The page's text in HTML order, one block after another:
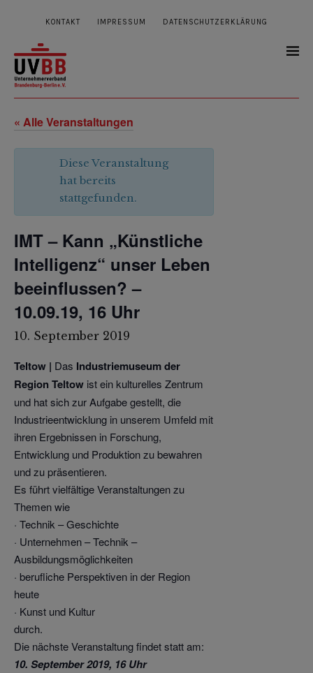
KONTAKT IMPRESSUM DATENSCHUTZERKLÄRUNG
« Alle Veranstaltungen
Diese Veranstaltung
hat bereits
stattgefunden.
IMT – Kann „Künstliche
Intelligenz“ unser Leben
beeinflussen? –
10.09.19, 16 Uhr
10. September 2019
Teltow | Das Industriemuseum der
Region Teltow ist ein kulturelles Zentrum
und hat sich zur Aufgabe gestellt, die
Industrieentwicklung in unserem Umfeld mit
ihren Ergebnissen in Forschung,
Entwicklung und Produktion zu bewahren
und zu präsentieren.
Es führt vielfältige Veranstaltungen zu
Themen wie
· Technik – Geschichte
· Unternehmen – Technik –
Ausbildungsmöglichkeiten
· berufliche Perspektiven in der Region
heute
· Kunst und Kultur
durch.
Die nächste Veranstaltung findet statt am:
10. September 2019, 16 Uhr